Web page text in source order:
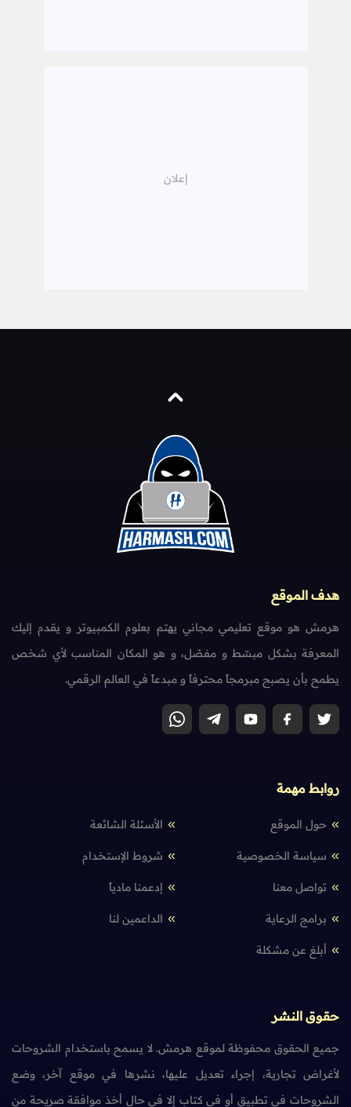
هدف الموقع
هرمش هو موقع تعليمي مجاني يهتم بعلوم الكمبيوتر و يقدم إليك
المعرفة بشكل مبسّط و مفصّل، و هو المكان المناسب لأي شخص
يطمح بأن يصبح مبرمجاً محترفاً و مبدعاً في العالم الرقمي.
روابط مهمة
حول الموقع الأسئلة الشائعة
سياسة الخصوصية شروط الإستخدام
تواصل معنا إدعمنا مادياً
برامج الرعاية الداعمين لنا
أبلغ عن مشكلة
حقوق النشر
جميع الحقوق محفوظة لموقع هرمش. لا يسمح باستخدام الشروحات
لأغراض تجارية، إجراء تعديل عليها، نشرها في موقع آخر، وضع
الشروحات في تطبيق أو في كتاب إلا في حال أخذ موافقة صريحة من